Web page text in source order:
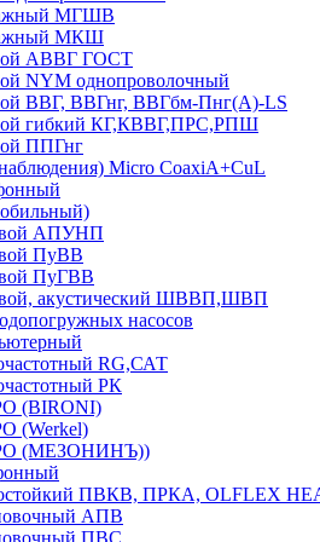
МГШВ
МКШ
АВВГ ГОСТ
NYM однопроволочный
ВВГ, ВВГнг, ВВГбм-Пнг(А)-LS
гибкий КГ,КВВГ,ПРС,РПШ
ППГнг
Micro CoaxiA+CuL
АПУНП
ПуВВ
ПуГВВ
акустический ШВВП,ШВП
насосов
RG,САТ
РК
(BIRONI)
(Werkel)
(МЕЗОНИНЪ))
ПВКВ, ПРКА, OLFLEX
АПВ